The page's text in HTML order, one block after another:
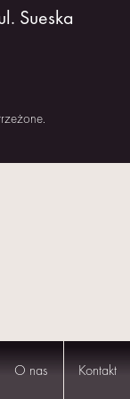
O nas Kontakt
Sueska